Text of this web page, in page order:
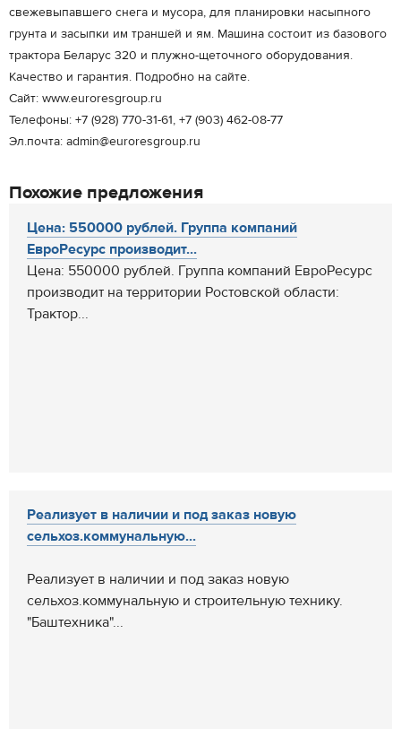
свежевыпавшего снега и мусора, для планировки насыпного
грунта и засыпки им траншей и ям. Машина состоит из базового
трактора Беларус 320 и плужно-щеточного оборудования.
Качество и гарантия. Подробно на сайте.
Сайт: www.euroresgroup.ru
Телефоны: +7 (928) 770-31-61, +7 (903) 462-08-77
Эл.почта: admin@euroresgroup.ru
Похожие предложения
Цена: 550000 рублей. Группа компаний
ЕвроРесурс производит...
Цена: 550000 рублей. Группа компаний ЕвроРесурс
производит на территории Ростовской области:
Трактор...
Реализует в наличии и под заказ новую
сельхоз.коммунальную...
Реализует в наличии и под заказ новую
сельхоз.коммунальную и строительную технику.
"Баштехника"...